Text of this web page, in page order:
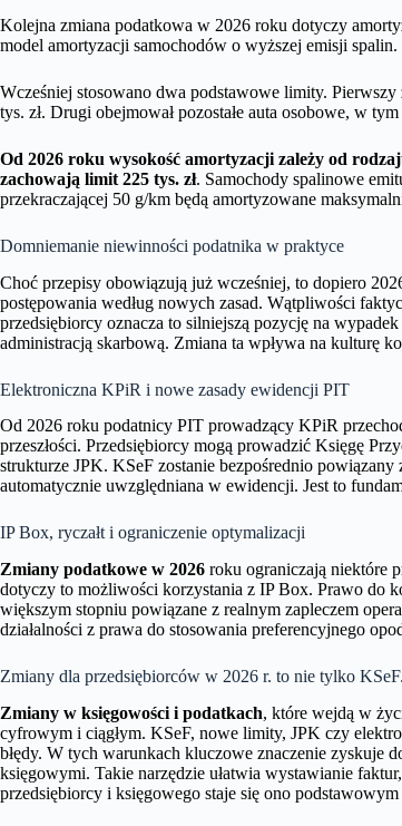
Kolejna zmiana podatkowa w 2026 roku dotyczy
model amortyzacji samochodów o wyższej emisji spalin.
Wcześniej stosowano dwa podstawowe limity.
tys. zł. Drugi obejmował pozostałe auta osobowe, w
Od 2026 roku wysokość amortyzacji zależy od
zachowają limit 225 tys. zł. Samochody spalinowe
przekraczającej 50 g/km będą amortyzowane
Domniemanie niewinności podatnika w praktyce
Choć przepisy obowiązują już wcześniej, to dopiero
postępowania według nowych zasad. Wątpliwości
przedsiębiorcy oznacza to silniejszą pozycję na
administracją skarbową. Zmiana ta wpływa na kulturę
Elektroniczna KPiR i nowe zasady ewidencji PIT
Od 2026 roku podatnicy PIT prowadzący KPiR
przeszłości. Przedsiębiorcy mogą prowadzić Księgę
strukturze JPK. KSeF zostanie bezpośrednio
automatycznie uwzględniana w ewidencji. Jest to
IP Box, ryczałt i ograniczenie optymalizacji
Zmiany podatkowe w 2026 roku ograniczają niektóre
dotyczy to możliwości korzystania z IP Box. Prawo do
większym stopniu powiązane z realnym zapleczem
działalności z prawa do stosowania preferencyjnego
Zmiany dla przedsiębiorców w 2026 r. to nie tylko
Zmiany w księgowości i podatkach, które wejdą w
cyfrowym i ciągłym. KSeF, nowe limity, JPK czy
błędy. W tych warunkach kluczowe znaczenie zyskuje
księgowymi. Takie narzędzie ułatwia wystawianie
przedsiębiorcy i księgowego staje się ono